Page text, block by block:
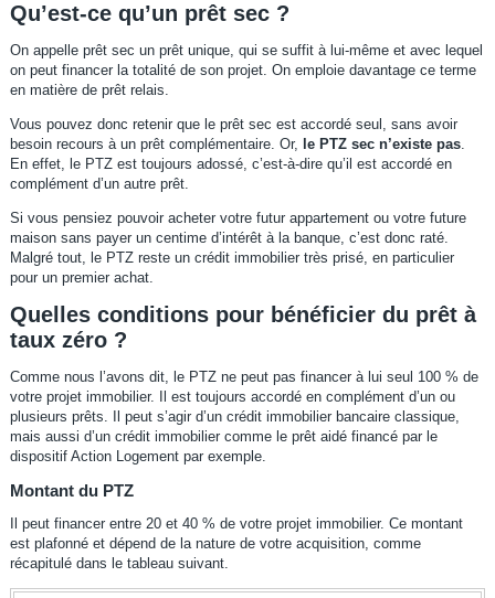
Qu’est-ce qu’un prêt sec ?
On appelle prêt sec un prêt unique, qui se suffit à lui-même et avec lequel
on peut financer la totalité de son projet. On emploie davantage ce terme
en matière de prêt relais.
Vous pouvez donc retenir que le prêt sec est accordé seul, sans avoir
besoin recours à un prêt complémentaire. Or, le PTZ sec n’existe pas.
En effet, le PTZ est toujours adossé, c’est-à-dire qu’il est accordé en
complément d’un autre prêt.
Si vous pensiez pouvoir acheter votre futur appartement ou votre future
maison sans payer un centime d’intérêt à la banque, c’est donc raté.
Malgré tout, le PTZ reste un crédit immobilier très prisé, en particulier
pour un premier achat.
Quelles conditions pour bénéficier du prêt à
taux zéro ?
Comme nous l’avons dit, le PTZ ne peut pas financer à lui seul 100 % de
votre projet immobilier. Il est toujours accordé en complément d’un ou
plusieurs prêts. Il peut s’agir d’un crédit immobilier bancaire classique,
mais aussi d’un crédit immobilier comme le prêt aidé financé par le
dispositif Action Logement par exemple.
Montant du PTZ
Il peut financer entre 20 et 40 % de votre projet immobilier. Ce montant
est plafonné et dépend de la nature de votre acquisition, comme
récapitulé dans le tableau suivant.